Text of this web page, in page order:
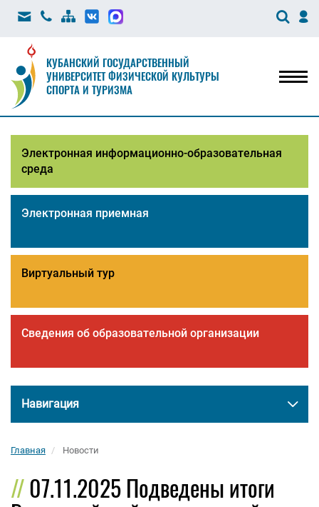
КУБАНСКИЙ ГОСУДАРСТВЕННЫЙ
УНИВЕРСИТЕТ ФИЗИЧЕСКОЙ КУЛЬТУРЫ
СПОРТА И ТУРИЗМА
Электронная информационно-образовательная
среда
Электронная приемная
Виртуальный тур
Сведения об образовательной организации
Навигация
Главная Новости
07.11.2025 Подведены итоги